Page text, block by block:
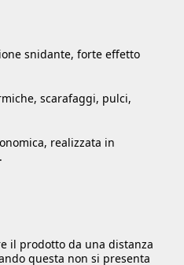
snidante, forte effetto
scarafaggi, pulci,
realizzata in
il prodotto da una distanza
questa non si presenta